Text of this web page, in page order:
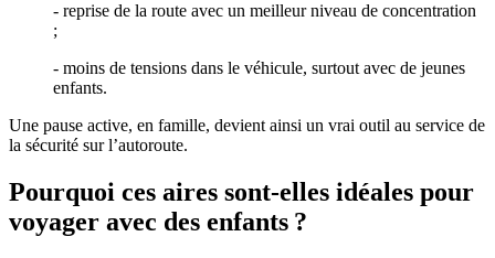
- reprise de la route avec un meilleur niveau de concentration
;
- moins de tensions dans le véhicule, surtout avec de jeunes
enfants.
Une pause active, en famille, devient ainsi un vrai outil au service de
la sécurité sur l’autoroute.
Pourquoi ces aires sont-elles idéales pour
voyager avec des enfants ?